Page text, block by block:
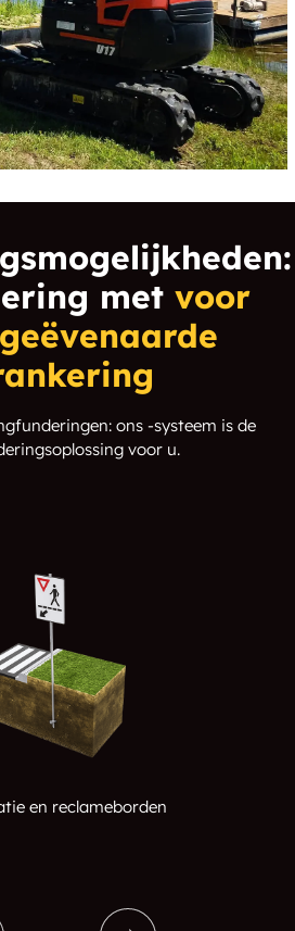
met voor
ons -systeem is de
voor u.
en reclameborden